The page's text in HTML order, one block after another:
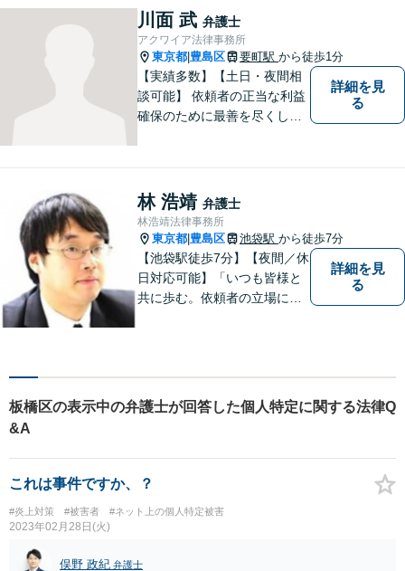
の経験と持ち前の情熱で手厚
くサポートさせていただきま
す。【フランス語対応可能】
川面 武 弁護士
アクワイア法律事務所
東京都 豊島区 要町駅 から徒歩1分
【実績多数】【土日・夜間相
談可能】 依頼者の正当な利益
確保のために最善を尽くして
詳細を見
る
林 浩靖 弁護士
林浩靖法律事務所
東京都 豊島区 池袋駅 から徒歩7分
【池袋駅徒歩7分】【夜間／休
日対応可能】「いつも皆様と
共に歩む。依頼者の立場に立
務など幅広く対応可能。【地
域に根ざした弁護士】依頼者
の立場から最適の解決方法を
詳細を見
る
板橋区の表示中の弁護士が回答した個人特定に関する法律Q
&A
これは事件ですか、？
#炎上対策 #被害者 #ネット上の個人特定被害
2023年02月28日(火)
俣野 政紀 弁護士